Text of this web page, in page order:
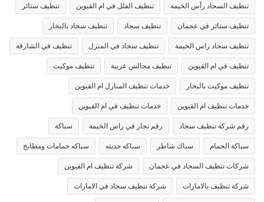
تنظيف السجاد رأس الخيمة تنظيف الفلل في ام القيوين تنظيف ستائر
تنظيف ستائر في عجمان تنظيف سجاد تنظيف سجاد بالبخار
تنظيف سجاد راس الخيمة تنظيف سجاد في المنزل تنظيف في الشارقة
تنظيف في ام القيوين تنظيف مجالس عربية تنظيف موكيت
تنظيف موكيت بالبخار خدمات تنظيف المنازل ام القيوين
خدمات تنظيف ام القيوين خدمات تنظيف في ام القيوين
رقم شركة تنظيف سجاد رقم نجار في راس الخيمة سباكة
سباكة الحمام سباك شاطر سباكه حديثه سباكه حمامات ومطابخ
شركات تنظيف السجاد في عجمان شركة تنظيف ام القيوين
شركة تنظيف بالامارات شركة تنظيف سجاد في الامارات